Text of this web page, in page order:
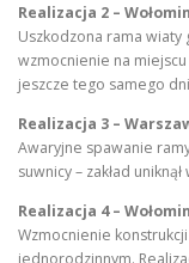
Realizacja 2 – Wołomin
Uszkodzona rama
wzmocnienie na
jeszcze tego samego
Realizacja 3 –
Awaryjne spawanie
suwnicy – zakład
Realizacja 4 – Wołomin
Wzmocnienie
jednorodzinnym.